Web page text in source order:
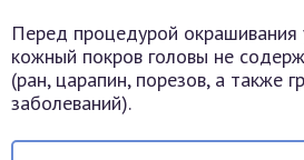
Перед процедурой окрашивания
кожный покров головы не
(ран, царапин, порезов, а также
заболеваний).